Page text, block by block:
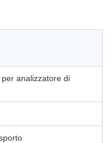
analizzatore di